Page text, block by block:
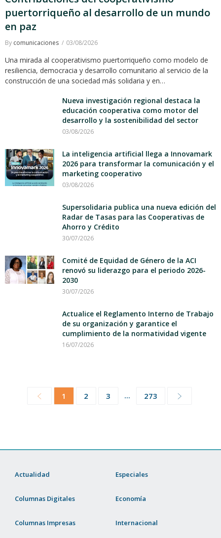
puertorriqueño al desarrollo de un mundo
en paz
By comunicaciones 03/08/2026
Una mirada al cooperativismo puertorriqueño como modelo de
resiliencia, democracia y desarrollo comunitario al servicio de la
construcción de una sociedad más solidaria y en…
Nueva investigación regional destaca la
educación cooperativa como motor del
desarrollo y la sostenibilidad del sector
03/08/2026
La inteligencia artificial llega a Innovamark
2026 para transformar la comunicación y el
marketing cooperativo
03/08/2026
Supersolidaria publica una nueva edición del
Radar de Tasas para las Cooperativas de
Ahorro y Crédito
30/07/2026
Comité de Equidad de Género de la ACI
renovó su liderazgo para el periodo 2026-
2030
30/07/2026
Actualice el Reglamento Interno de Trabajo
de su organización y garantice el
cumplimiento de la normatividad vigente
16/07/2026
1 2 3 ... 273
Actualidad
Columnas Digitales
Columnas Impresas
Especiales
Economía
Internacional